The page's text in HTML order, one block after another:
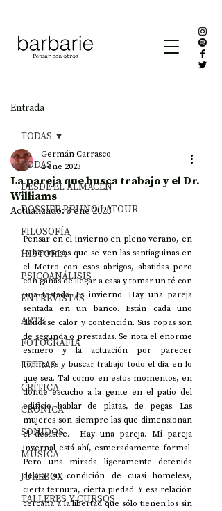
Entrada
TODAS
DESDE EL ALMACÉN
DOSSIER BRUNO LATOUR
FILOSOFÍA
HISTORIA
PSICOANÁLISIS
ENTREVISTAS
ARTE
FOTOGRAFÍA
LETRAS
CRÍTICA
CRÓNICA
SONIDOS
MÚSICA
JUKEBOX
TALLERES Y CURSOS
TODAS
La pareja que busca trabajo y el Dr.
Williams
Germán Carrasco
2 ene 2023
Actualizado:3 ene 2023
Pensar en el invierno en pleno verano, en
lo hermosas que se ven las santiaguinas en
el Metro con esos abrigos, abatidas pero
con ganas de llegar a casa y tomar un té con
una tostada. Es invierno. Hay una pareja
sentada en un banco. Están cada uno
dándose calor y contención. Sus ropas son
de segunda o prestadas. Se nota el enorme
esmero y la actuación por parecer
formales y buscar trabajo todo el día en lo
que sea. Tal como en estos momentos, en
donde escucho a la gente en el patio del
edificio hablar de platas, de pegas. Las
mujeres son siempre las que dimensionan
el desastre.  Hay una pareja. Mi pareja
invernal está ahí, esmeradamente formal.
Pero una mirada ligeramente detenida
delata su condición de cuasi homeless,
cierta ternura, cierta piedad. Y esa relación
cercana a la libertad que sólo tienen los sin